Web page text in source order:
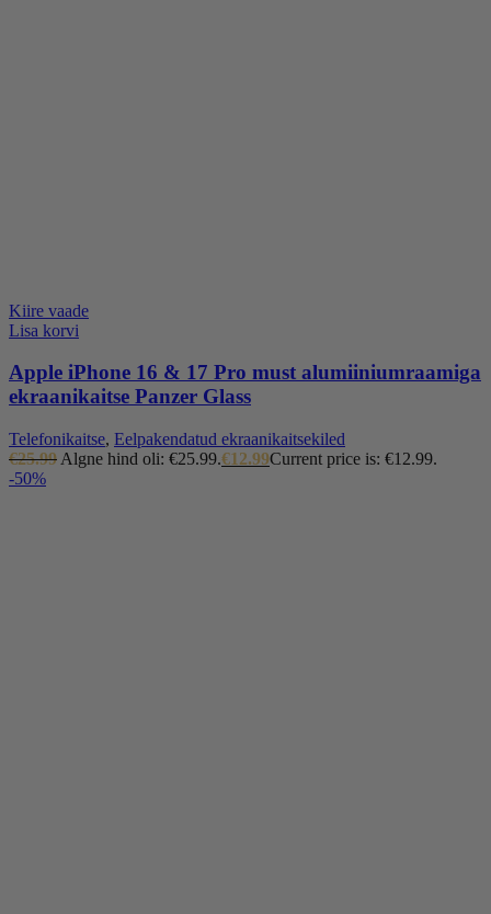
Kiire vaade
Lisa korvi
Apple iPhone 16 & 17 Pro must alumiiniumraamiga
ekraanikaitse Panzer Glass
Telefonikaitse, Eelpakendatud ekraanikaitsekiled
€25.99 Algne hind oli: €25.99.€12.99Current price is: €12.99.
-50%